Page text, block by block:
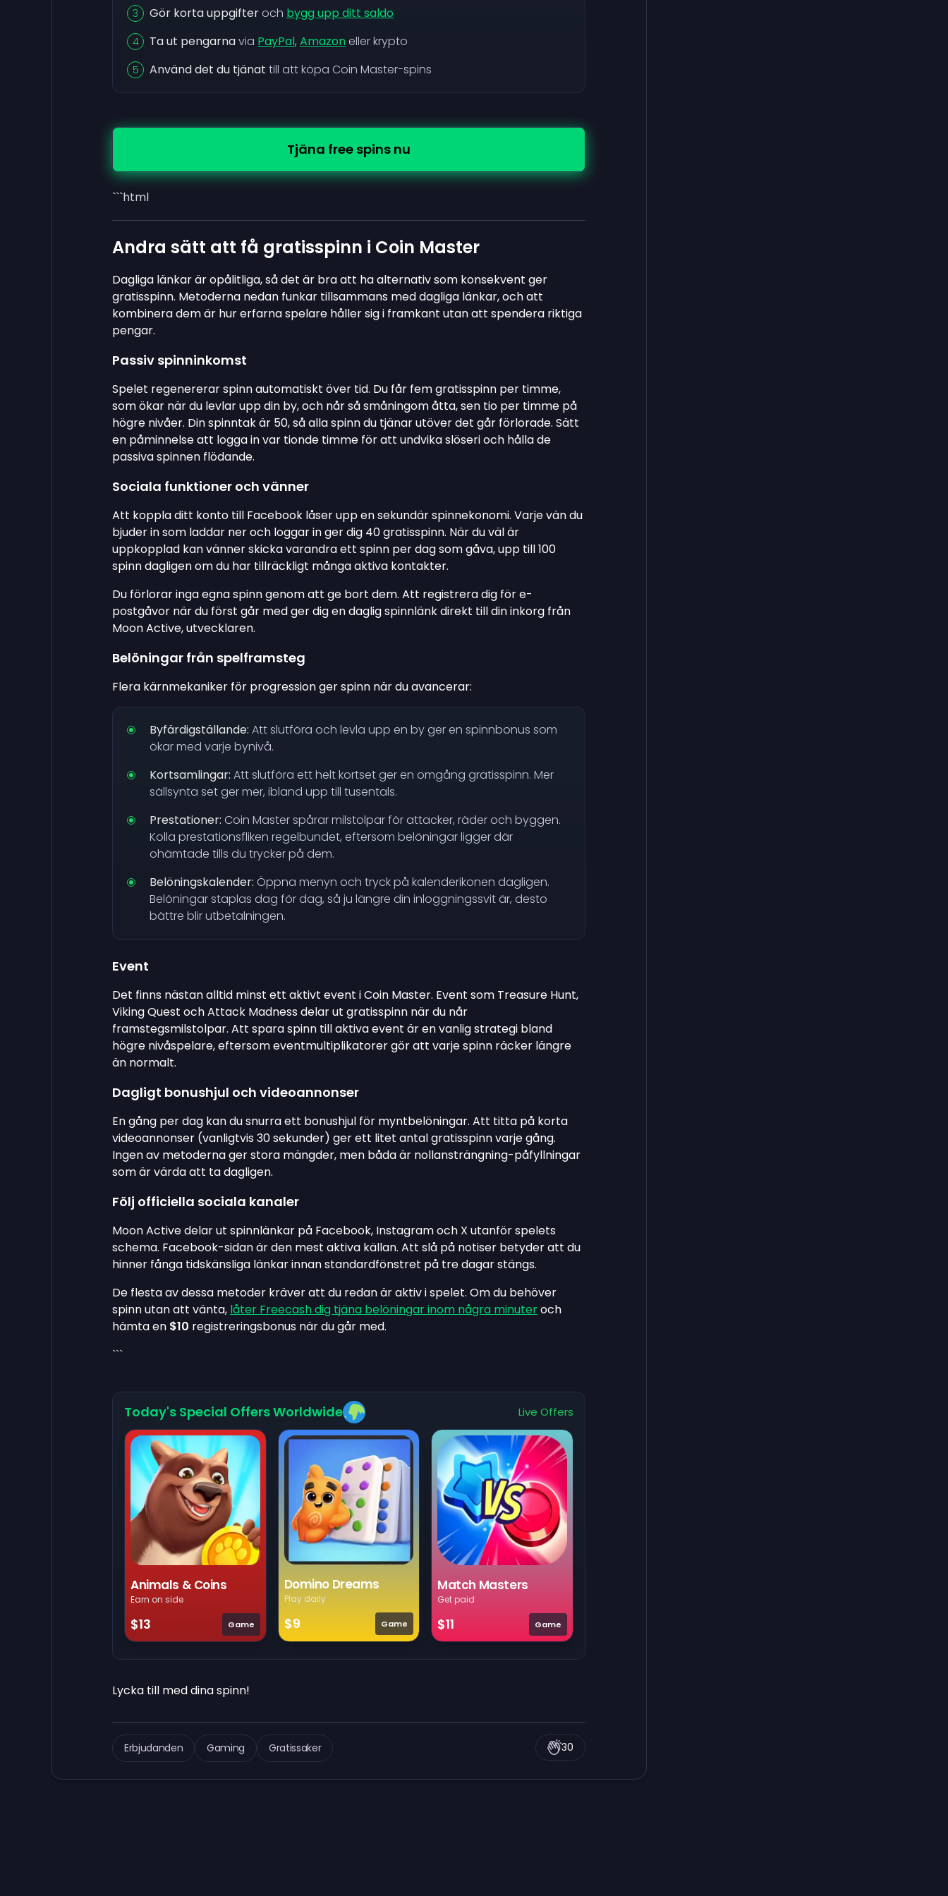
Gör korta uppgifter och bygg upp ditt saldo
Ta ut pengarnavia PayPal, Amazoneller krypto
Använd det du tjänat till att köpa Coin Master-spins
Tjäna free spins nu
```html
Andra sätt att få gratisspinn i Coin Master
Dagliga länkar är opålitliga, så det är bra att ha alternativ som konsekvent ger
gratisspinn. Metoderna nedan funkar tillsammans med dagliga länkar, och att
kombinera dem är hur erfarna spelare håller sig i framkant utan att spendera riktiga
pengar.
Passiv spinninkomst
Spelet regenererar spinn automatiskt över tid. Du får fem gratisspinn per timme,
som ökar när du levlar upp din by, och når så småningom åtta, sen tio per timme på
högre nivåer. Din spinntak är 50, så alla spinn du tjänar utöver det går förlorade. Sätt
en påminnelse att logga in var tionde timme för att undvika slöseri och hålla de
passiva spinnen flödande.
Sociala funktioner och vänner
Att koppla ditt konto till Facebook låser upp en sekundär spinnekonomi. Varje vän du
bjuder in som laddar ner och loggar in ger dig 40 gratisspinn. När du väl är
uppkopplad kan vänner skicka varandra ett spinn per dag som gåva, upp till 100
spinn dagligen om du har tillräckligt många aktiva kontakter.
Du förlorar inga egna spinn genom att ge bort dem. Att registrera dig för e-
postgåvor när du först går med ger dig en daglig spinnlänk direkt till din inkorg från
Moon Active, utvecklaren.
Belöningar från spelframsteg
Flera kärnmekaniker för progression ger spinn när du avancerar:
Byfärdigställande: Att slutföra och levla upp en by ger en spinnbonus som
ökar med varje bynivå.
Kortsamlingar: Att slutföra ett helt kortset ger en omgång gratisspinn. Mer
sällsynta set ger mer, ibland upp till tusentals.
Prestationer: Coin Master spårar milstolpar för attacker, räder och byggen.
Kolla prestationsfliken regelbundet, eftersom belöningar ligger där
ohämtade tills du trycker på dem.
Belöningskalender: Öppna menyn och tryck på kalenderikonen dagligen.
Belöningar staplas dag för dag, så ju längre din inloggningssvit är, desto
bättre blir utbetalningen.
Event
Det finns nästan alltid minst ett aktivt event i Coin Master. Event som Treasure Hunt,
Viking Quest och Attack Madness delar ut gratisspinn när du når
framstegsmilstolpar. Att spara spinn till aktiva event är en vanlig strategi bland
högre nivåspelare, eftersom eventmultiplikatorer gör att varje spinn räcker längre
än normalt.
Dagligt bonushjul och videoannonser
En gång per dag kan du snurra ett bonushjul för myntbelöningar. Att titta på korta
videoannonser (vanligtvis 30 sekunder) ger ett litet antal gratisspinn varje gång.
Ingen av metoderna ger stora mängder, men båda är nollansträngning-påfyllningar
som är värda att ta dagligen.
Följ officiella sociala kanaler
Moon Active delar ut spinnlänkar på Facebook, Instagram och X utanför spelets
schema. Facebook-sidan är den mest aktiva källan. Att slå på notiser betyder att du
hinner fånga tidskänsliga länkar innan standardfönstret på tre dagar stängs.
De flesta av dessa metoder kräver att du redan är aktiv i spelet. Om du behöver
spinn utan att vänta, låter Freecash dig tjäna belöningar inom några minuteroch
hämta en $10 registreringsbonus när du går med.
```
Today's Special Offers Worldwide Live Offers
Animals & Coins
Earn on side
$13 Game
Domino Dreams
Play daily
$9 Game
Match Masters
Get paid
$11 Game
Lycka till med dina spinn!
Erbjudanden Gaming Gratissaker 30